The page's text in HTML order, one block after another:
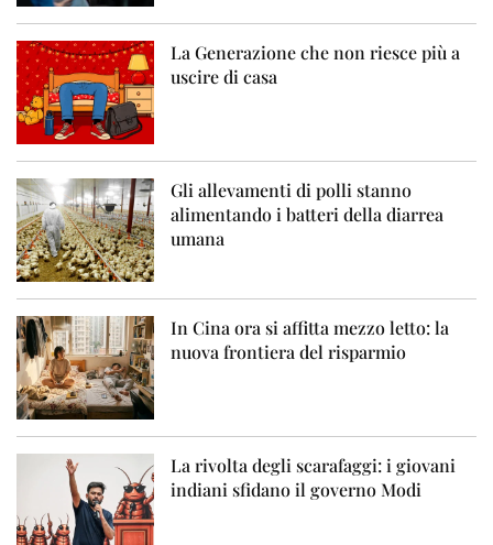
La Generazione che non riesce più a
uscire di casa
Gli allevamenti di polli stanno
alimentando i batteri della diarrea
umana
In Cina ora si affitta mezzo letto: la
nuova frontiera del risparmio
La rivolta degli scarafaggi: i giovani
indiani sfidano il governo Modi